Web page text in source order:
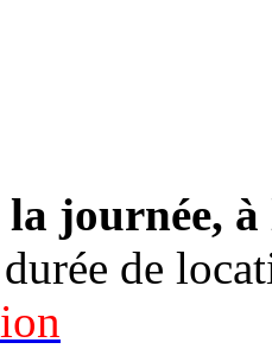
la journée,
de